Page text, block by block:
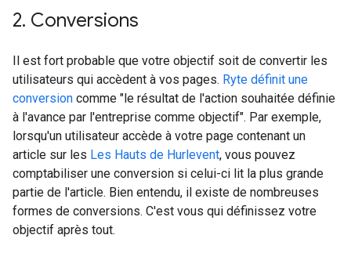
2. Conversions
Il est fort probable que votre objectif soit de convertir les
utilisateurs qui accèdent à vos pages. Ryte définit une
conversion comme "le résultat de l'action souhaitée définie
à l'avance par l'entreprise comme objectif". Par exemple,
lorsqu'un utilisateur accède à votre page contenant un
article sur les Les Hauts de Hurlevent, vous pouvez
comptabiliser une conversion si celui-ci lit la plus grande
partie de l'article. Bien entendu, il existe de nombreuses
formes de conversions. C'est vous qui définissez votre
objectif après tout.